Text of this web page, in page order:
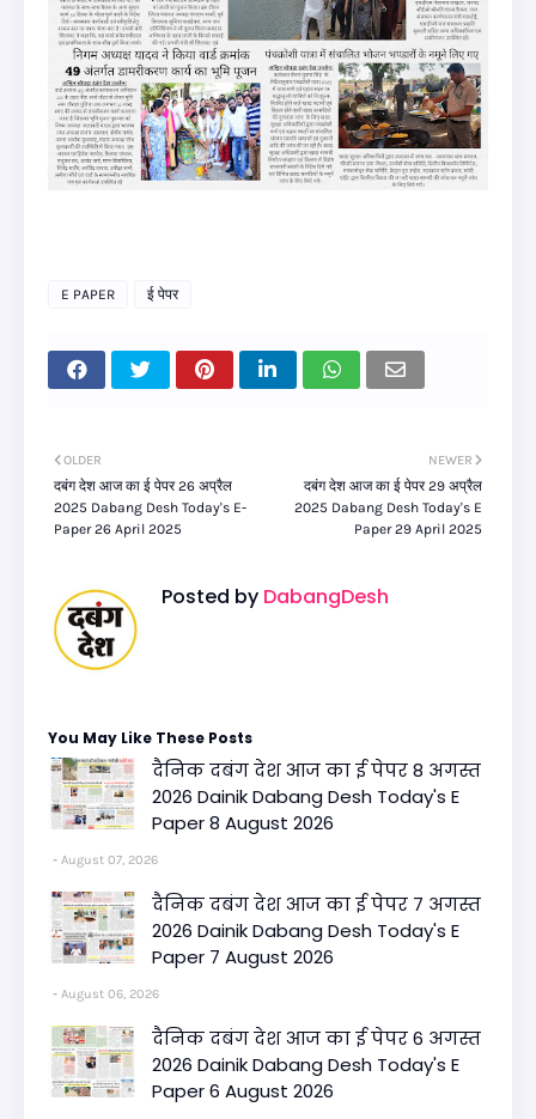
E PAPER ई पेपर
NEWER
दबंग देश आज का ई पेपर 29 अप्रैल
2025 Dabang Desh Today's E
Paper 29 April 2025
OLDER
दबंग देश आज का ई पेपर 26 अप्रैल
2025 Dabang Desh Today's E-
Paper 26 April 2025
Posted by DabangDesh
You May Like These Posts
दैनिक दबंग देश आज का ई पेपर 8 अगस्त
2026 Dainik Dabang Desh Today's E
Paper 8 August 2026
August 07, 2026
दैनिक दबंग देश आज का ई पेपर 7 अगस्त
2026 Dainik Dabang Desh Today's E
Paper 7 August 2026
August 06, 2026
दैनिक दबंग देश आज का ई पेपर 6 अगस्त
2026 Dainik Dabang Desh Today's E
Paper 6 August 2026